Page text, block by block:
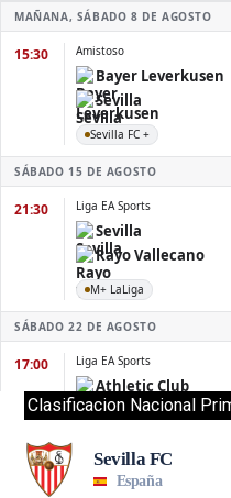
Clasificacion Nacional